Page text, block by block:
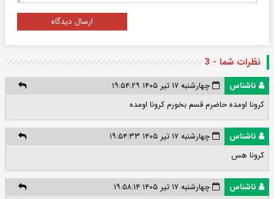
ارسال دیدگاه
نظرات شما - 3
ناشناس
چهارشنبه ۱۷ تیر ۱۴۰۵ ۱۹:۵۴:۲۹
کرونا اومده حاضرم قسم بخورم کرونا اومده
ناشناس
چهارشنبه ۱۷ تیر ۱۴۰۵ ۱۹:۵۴:۳۳
کرونا هس
ناشناس
چهارشنبه ۱۷ تیر ۱۴۰۵ ۱۹:۵۸:۱۴